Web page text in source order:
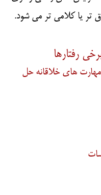
تر یا کلامی تر می شود.
رفتارها
های خلاقانه حل